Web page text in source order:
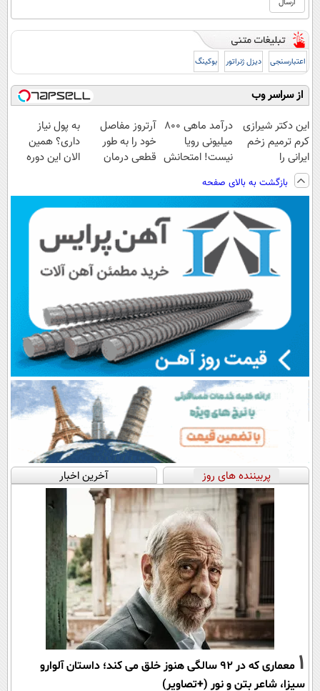
اعتبارسنجی دیزل ژنراتور بوکینگ
از سراسر وب
این دکتر شیرازی
کرم ترمیم زخم
ایرانی را
ساخت!!!
درآمد ماهی 800
میلیونی رویا
نیست! امتحانش
آرتروز مفاصل
خود را به طور
قطعی درمان
به پول نیاز
داری؟ همین
الان این دوره
بازگشت به بالای صفحه
پربیننده های روز آخرین اخبار
1
معماری که در 92 سالگی هنوز خلق می کند؛ داستان آلوارو
سیزا، شاعر بتن و نور (+تصاویر)